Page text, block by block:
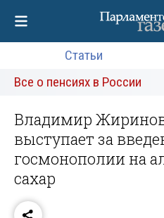
Статьи
Все о пенсиях в России
Владимир
выступает за
госмонополии на
сахар